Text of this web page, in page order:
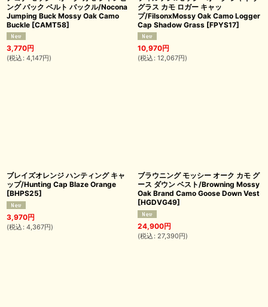
ング バック ベルト バックル/Nocona
Jumping Buck Mossy Oak Camo
Buckle [CAMT58]
3,770円
(税込 : 4,147円)
グラス カモ ロガー キャッ
プ/FilsonxMossy Oak Camo Logger
Cap Shadow Grass [FPYS17]
10,970円
(税込 : 12,067円)
ブレイズオレンジ ハンティング キャ
ップ/Hunting Cap Blaze Orange
[BHPS25]
3,970円
(税込 : 4,367円)
ブラウニング モッシー オーク カモ グ
ース ダウン ベスト/Browning Mossy
Oak Brand Camo Goose Down Vest
[HGDVG49]
24,900円
(税込 : 27,390円)